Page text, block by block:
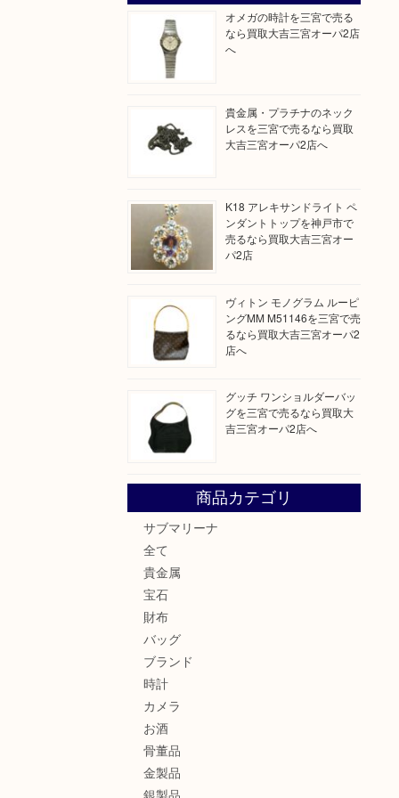
オメガの時計を三宮で売る
なら買取大吉三宮オーパ2店
へ
貴金属・プラチナのネック
レスを三宮で売るなら買取
大吉三宮オーパ2店へ
K18 アレキサンドライト ペ
ンダントトップを神戸市で
売るなら買取大吉三宮オー
パ2店
ヴィトン モノグラム ルーピ
ングMM M51146を三宮で売
るなら買取大吉三宮オーパ2
店へ
グッチ ワンショルダーバッ
グを三宮で売るなら買取大
吉三宮オーパ2店へ
商品カテゴリ
サブマリーナ
全て
貴金属
宝石
財布
バッグ
ブランド
時計
カメラ
お酒
骨董品
金製品
銀製品